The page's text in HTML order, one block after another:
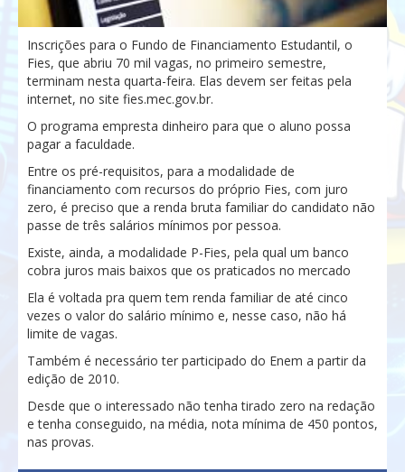
Inscrições para o Fundo de Financiamento Estudantil, o
Fies, que abriu 70 mil vagas, no primeiro semestre,
terminam nesta quarta-feira. Elas devem ser feitas pela
internet, no site fies.mec.gov.br.
O programa empresta dinheiro para que o aluno possa
pagar a faculdade.
Entre os pré-requisitos, para a modalidade de
financiamento com recursos do próprio Fies, com juro
zero, é preciso que a renda bruta familiar do candidato não
passe de três salários mínimos por pessoa.
Existe, ainda, a modalidade P-Fies, pela qual um banco
cobra juros mais baixos que os praticados no mercado
Ela é voltada pra quem tem renda familiar de até cinco
vezes o valor do salário mínimo e, nesse caso, não há
limite de vagas.
Também é necessário ter participado do Enem a partir da
edição de 2010.
Desde que o interessado não tenha tirado zero na redação
e tenha conseguido, na média, nota mínima de 450 pontos,
nas provas.